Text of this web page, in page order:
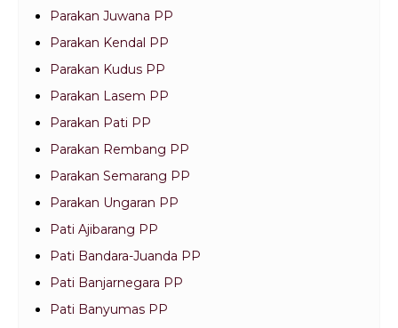
Parakan Juwana PP
Parakan Kendal PP
Parakan Kudus PP
Parakan Lasem PP
Parakan Pati PP
Parakan Rembang PP
Parakan Semarang PP
Parakan Ungaran PP
Pati Ajibarang PP
Pati Bandara-Juanda PP
Pati Banjarnegara PP
Pati Banyumas PP